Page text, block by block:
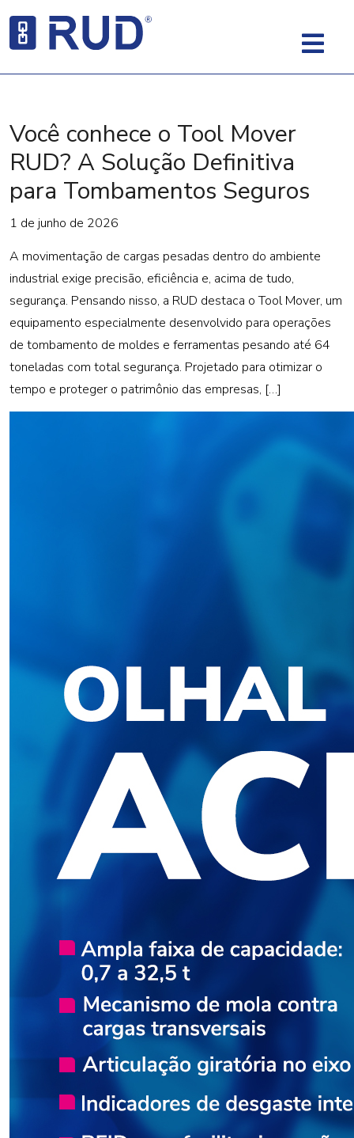
Você conhece o Tool Mover
RUD? A Solução Definitiva
para Tombamentos Seguros
1 de junho de 2026
A movimentação de cargas pesadas dentro do ambiente
industrial exige precisão, eficiência e, acima de tudo,
segurança. Pensando nisso, a RUD destaca o Tool Mover, um
equipamento especialmente desenvolvido para operações
de tombamento de moldes e ferramentas pesando até 64
toneladas com total segurança. Projetado para otimizar o
tempo e proteger o patrimônio das empresas, […]